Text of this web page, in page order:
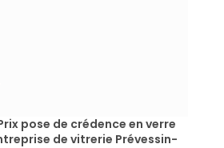
pose de crédence en verre
de vitrerie Prévessin-